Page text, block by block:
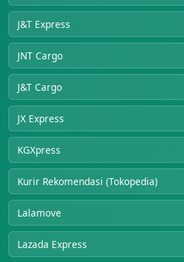
J&T Express
JNT Cargo
J&T Cargo
JX Express
KGXpress
Kurir Rekomendasi (Tokopedia)
Lalamove
Lazada Express